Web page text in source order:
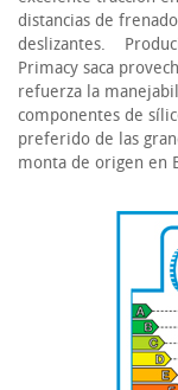
distancias de
deslizantes.
Primacy saca
refuerza la
componentes de
preferido de las
monta de origen en